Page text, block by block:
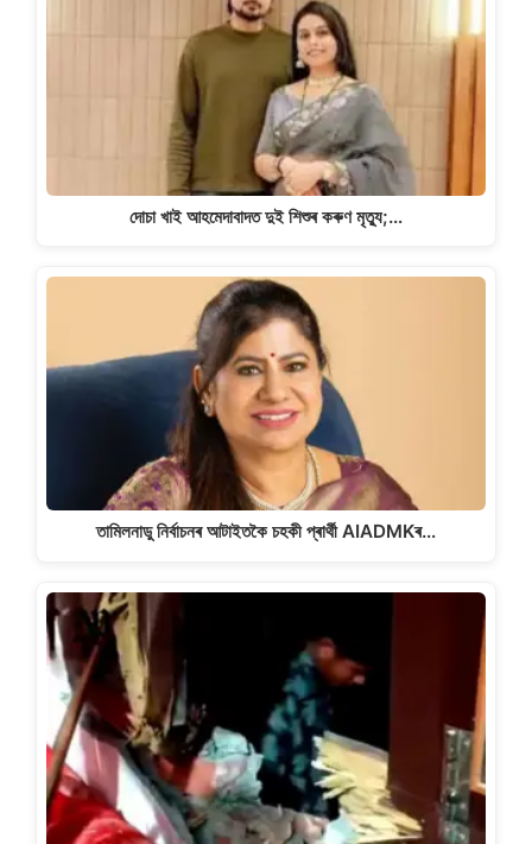
দোচা খাই আহমেদাবাদত দুই শিশুৰ কৰুণ মৃত্যু;…
তামিলনাডু নিৰ্বাচনৰ আটাইতকৈ চহকী প্ৰাৰ্থী AIADMKৰ…